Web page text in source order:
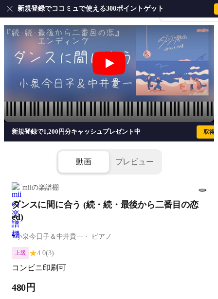
会員登録・ログイ
新規登録でココミュで使える300ポイントゲット
ダンスに間に合う (続・続・最後から
新規登録で1,200円分キャッシュプレゼント中 取得
動画 プレビュー
miiの楽譜棚
ダンスに間に合う (続・続・最後から二番目の恋
ed)
-小泉今日子＆中井貴一 ピアノ
上級 ★4.0(3)
コンビニ印刷可
480円